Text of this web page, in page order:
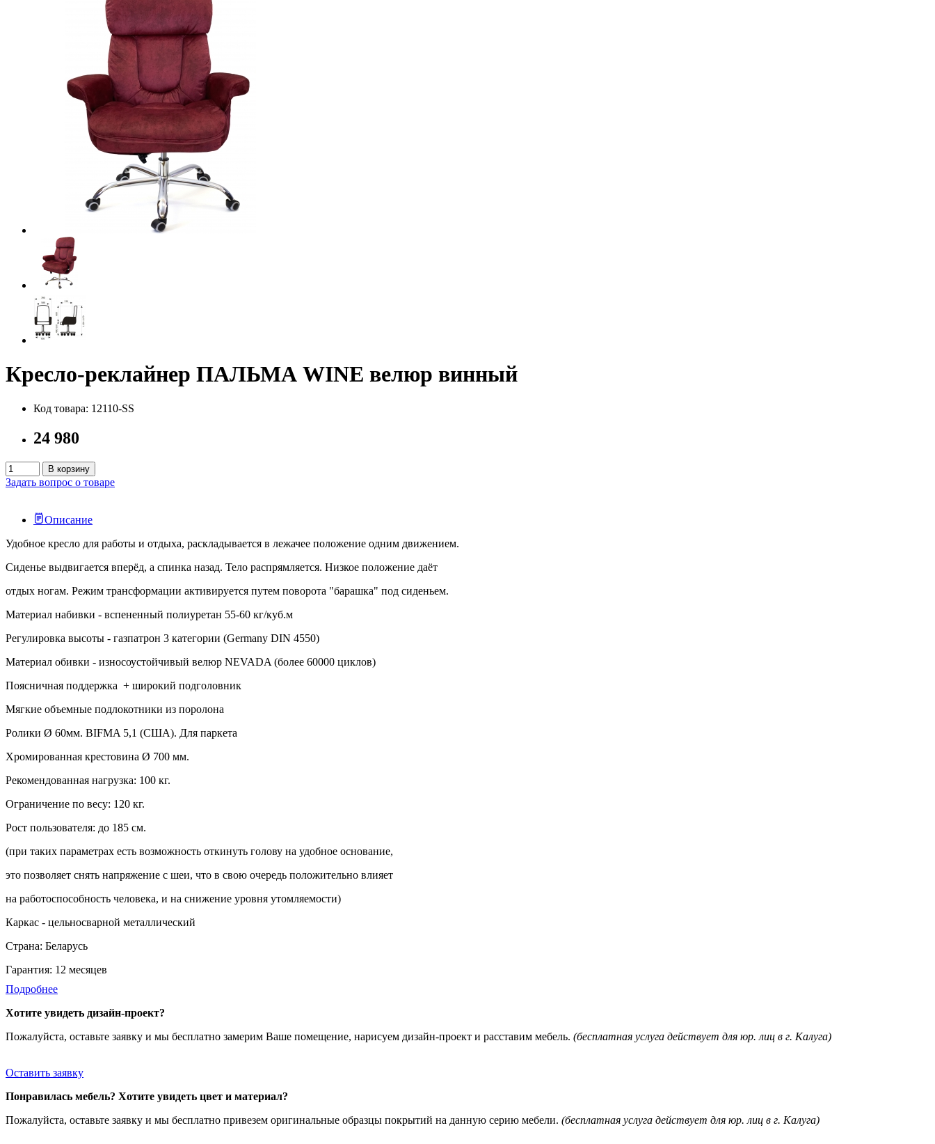
Кресло-реклайнер ПАЛЬМА WINE велюр винный
Код товара: 12110-SS
24 980
В корзину
Задать вопрос о товаре
Описание
Удобное кресло для работы и отдыха, раскладывается в лежачее положение одним движением.
Сиденье выдвигается вперёд, а спинка назад. Тело распрямляется. Низкое положение даёт
отдых ногам. Режим трансформации активируется путем поворота "барашка" под сиденьем.
Материал набивки - вспененный полиуретан 55-60 кг/куб.м
Регулировка высоты - газпатрон 3 категории (Germany DIN 4550)
Материал обивки - износоустойчивый велюр NEVADA (более 60000 циклов)
Поясничная поддержка + широкий подголовник
Мягкие объемные подлокотники из поролона
Ролики Ø 60мм. BIFMA 5,1 (США). Для паркета
Хромированная крестовина Ø 700 мм.
Рекомендованная нагрузка: 100 кг.
Ограничение по весу: 120 кг.
Рост пользователя: до 185 см.
(при таких параметрах есть возможность откинуть голову на удобное основание,
это позволяет снять напряжение с шеи, что в свою очередь положительно влияет
на работоспособность человека, и на снижение уровня утомляемости)
Каркас - цельносварной металлический
Страна: Беларусь
Гарантия: 12 месяцев
Подробнее
Хотите увидеть дизайн-проект?
Пожалуйста, оставьте заявку и мы бесплатно замерим Ваше помещение, нарисуем дизайн-проект и расставим мебель. (бесплатная услуга действует для юр. лиц в г. Калуга)
Оставить заявку
Понравилась мебель? Хотите увидеть цвет и материал?
Пожалуйста, оставьте заявку и мы бесплатно привезем оригинальные образцы покрытий на данную серию мебели. (бесплатная услуга действует для юр. лиц в г. Калуга)